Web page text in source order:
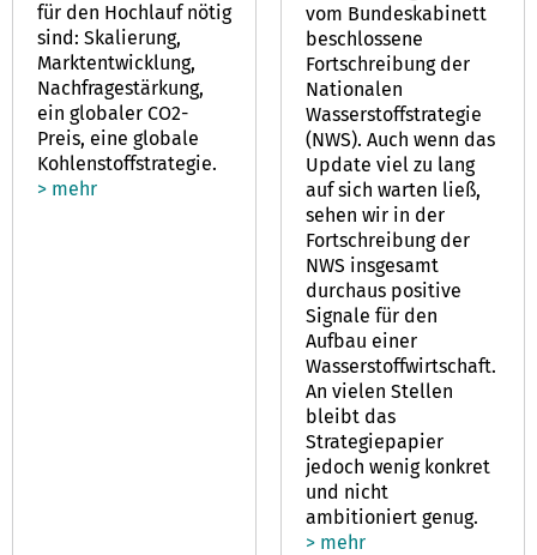
für den Hochlauf nötig
sind: Skalierung,
Marktentwicklung,
Nachfragestärkung,
ein globaler CO2-
Preis, eine globale
Kohlenstoffstrategie.
> mehr
vom Bundeskabinett
beschlossene
Fortschreibung der
Nationalen
Wasserstoffstrategie
(NWS). Auch wenn das
Update viel zu lang
auf sich warten ließ,
sehen wir in der
Fortschreibung der
NWS insgesamt
durchaus positive
Signale für den
Aufbau einer
Wasserstoffwirtschaft.
An vielen Stellen
bleibt das
Strategiepapier
jedoch wenig konkret
und nicht
ambitioniert genug.
> mehr